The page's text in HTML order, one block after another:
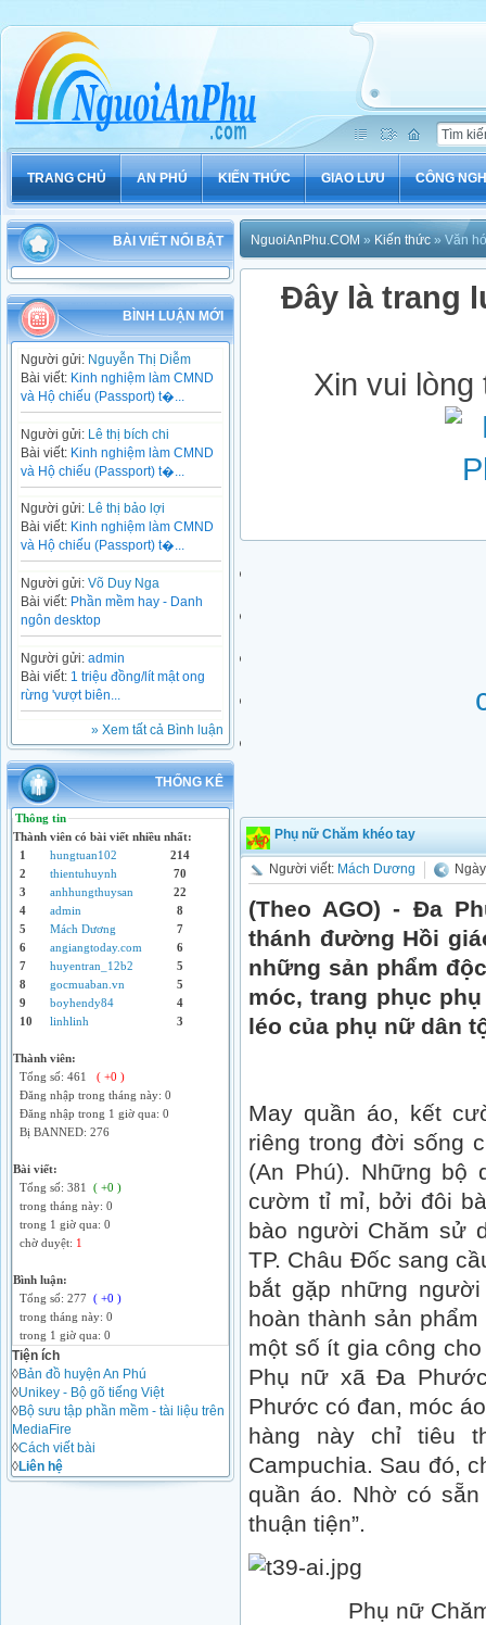
TRANG CHỦ AN PHÚ KIẾN THỨC GIAO LƯU CÔNG
BÀI VIẾT NỔI BẬT
BÌNH LUẬN MỚI
Người gửi: Nguyễn Thị Diễm
Bài viết: Kinh nghiệm làm CMND
và Hộ chiếu (Passport) t�...
Người gửi: Lê thị bích chi
Bài viết: Kinh nghiệm làm CMND
và Hộ chiếu (Passport) t�...
Người gửi:
Lê thị bảo lợi
Bài viết: Kinh nghiệm làm CMND
và Hộ chiếu (Passport) t�...
Người gửi: Võ Duy Nga
Bài viết: Phần mềm hay - Danh
ngôn desktop
Người gửi: admin
Bài viết: 1 triệu đồng/lít mật ong
rừng 'vượt biên...
» Xem tất cả Bình luận
THỐNG KÊ
Thông tin
Thành viên có bài viết nhiều nhất:
1
hungtuan102
214
2
thientuhuynh
70
3
anhhungthuysan
22
4
admin
8
5
Mách Dương
7
6
angiangtoday.com
6
7
huyentran_12b2
5
8
gocmuaban.vn
5
9
boyhendy84
4
10
linhlinh 3
Thành viên:
Tổng số: 461 ( +0 )
Đăng nhập trong tháng này: 0
Đăng nhập trong 1 giờ qua: 0
Bị BANNED: 276
Bài viết:
Tổng số: 381 ( +0 )
trong tháng này: 0
trong 1 giờ qua: 0
chờ duyệt: 1
Bình luận:
Tổng số: 277 ( +0 )
trong tháng này: 0
trong 1 giờ qua: 0
Tiện ích
◊Bản đồ huyện An Phú
◊Unikey - Bộ gõ tiếng Việt
◊Bộ sưu tập phần mềm - tài liệu trên
MediaFire
◊Cách viết bài
◊Liên hệ
NguoiAnPhu.COM » Kiến thức » Văn
Đây là trang
Xin vui
Phụ nữ Chăm khéo tay
Người viết: Mách Dương
(Theo AGO) - Đa
thánh đường Hồi
những sản phẩm
móc, trang phục
léo của phụ nữ dân
May quần áo, kết
riêng trong đời sống
(An Phú). Những bộ
cườm tỉ mỉ, bởi đôi
bào người Chăm sử
TP. Châu Đốc sang
bắt gặp những
hoàn thành sản
một số ít gia công
Phụ nữ xã Đa
Phước có đan, móc
hàng này chỉ tiêu
Campuchia. Sau đó,
quần áo. Nhờ có
thuận tiện”.
Phụ nữ